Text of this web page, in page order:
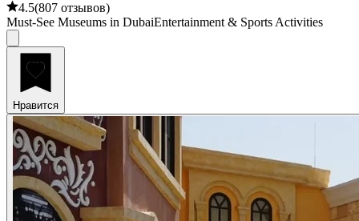
4.5(807 отзывов)
Must-See Museums in DubaiEntertainment & Sports Activities
Нравится